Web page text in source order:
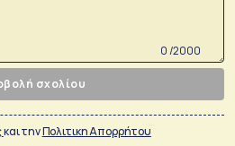
0 /2000
σχολίου
και τηνΠολιτικη Απορρήτου